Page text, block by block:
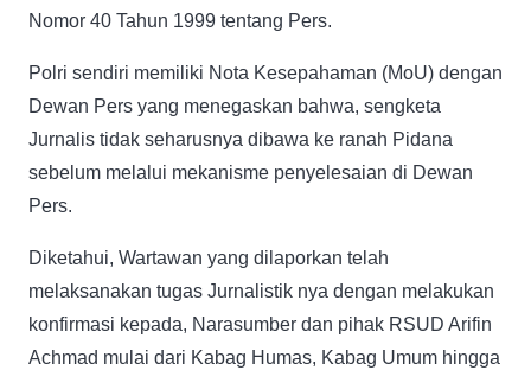
Nomor 40 Tahun 1999 tentang Pers.
Polri sendiri memiliki Nota Kesepahaman (MoU) dengan
Dewan Pers yang menegaskan bahwa, sengketa
Jurnalis tidak seharusnya dibawa ke ranah Pidana
sebelum melalui mekanisme penyelesaian di Dewan
Pers.
Diketahui, Wartawan yang dilaporkan telah
melaksanakan tugas Jurnalistik nya dengan melakukan
konfirmasi kepada, Narasumber dan pihak RSUD Arifin
Achmad mulai dari Kabag Humas, Kabag Umum hingga